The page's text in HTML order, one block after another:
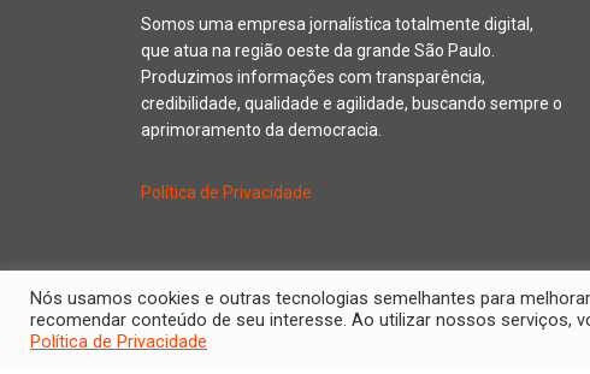
Somos uma empresa jornalística totalmente digital,
que atua na região oeste da grande São Paulo.
Produzimos informações com transparência,
credibilidade, qualidade e agilidade, buscando sempre o
aprimoramento da democracia.
Política de Privacidade
Nós usamos cookies e outras tecnologias semelhantes para
recomendar conteúdo de seu interesse. Ao utilizar nossos
Política de Privacidade